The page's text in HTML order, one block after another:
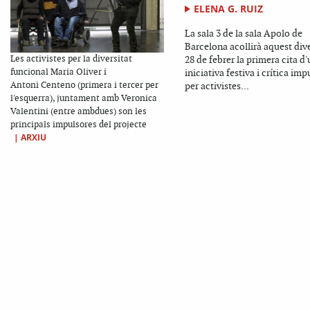
Les activistes per la diversitat
funcional Maria Oliver i
Antoni Centeno (primera i tercer per
l'esquerra), juntament amb Veronica
Valentini (entre ambdues) son les
principals impulsores del projecte
| ARXIU
ELENA G. RUIZ
La sala 3 de la sala Apolo de
Barcelona acollirà aquest
28 de febrer la primera cita
iniciativa festiva i crítica
per activistes...